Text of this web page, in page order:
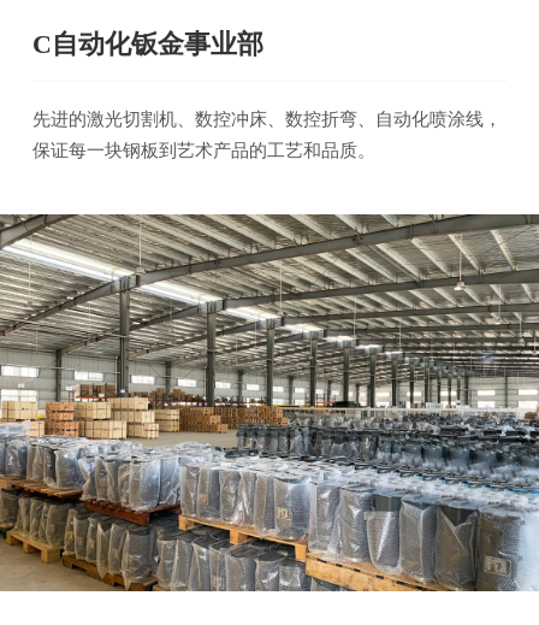
C自动化钣金事业部
先进的激光切割机、数控冲床、数控折弯、自动化喷涂线，
保证每一块钢板到艺术产品的工艺和品质。